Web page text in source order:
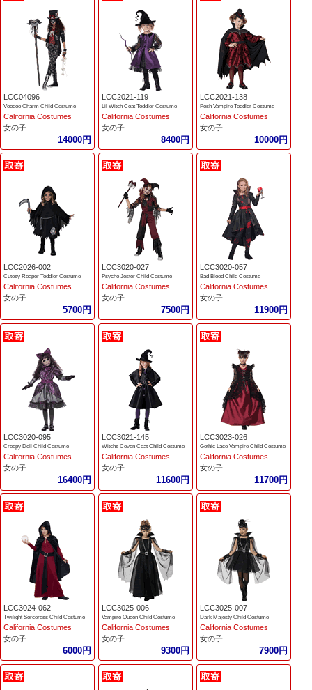
LCC04096
Voodoo Charm Child Costume
California Costumes
女の子
14000円
LCC2021-119
Lil Witch Coat Toddler Costume
California Costumes
女の子
8400円
LCC2021-138
Posh Vampire Toddler Costume
California Costumes
女の子
10000円
LCC2026-002
Cutesy Reaper Toddler Costume
California Costumes
女の子
5700円
LCC3020-027
Psycho Jester Child Costume
California Costumes
女の子
7500円
LCC3020-057
Bad Blood Child Costume
California Costumes
女の子
11900円
LCC3020-095
Creepy Doll Child Costume
California Costumes
女の子
16400円
LCC3021-145
Witchs Coven Coat Child Costume
California Costumes
女の子
11600円
LCC3023-026
Gothic Lace Vampire Child Costume
California Costumes
女の子
11700円
LCC3024-062
Twilight Sorceress Child Costume
California Costumes
女の子
6000円
LCC3025-006
Vampire Queen Child Costume
California Costumes
女の子
9300円
LCC3025-007
Dark Majesty Child Costume
California Costumes
女の子
7900円